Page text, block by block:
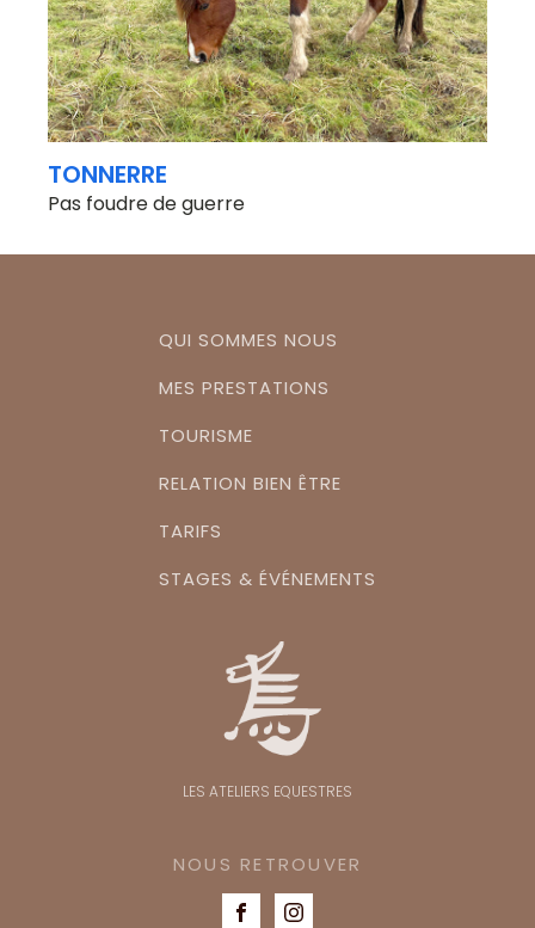
TONNERRE
Pas foudre de guerre
QUI SOMMES NOUS
MES PRESTATIONS
TOURISME
RELATION BIEN ÊTRE
TARIFS
STAGES & ÉVÉNEMENTS
LES ATELIERS EQUESTRES
NOUS RETROUVER